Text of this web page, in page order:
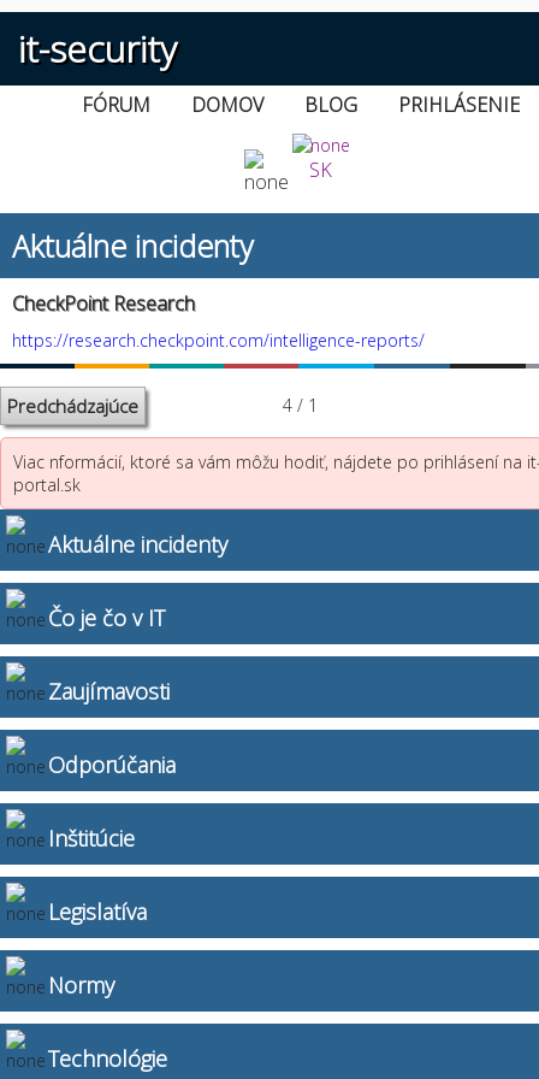
it-security
FÓRUM DOMOV BLOG PRIHLÁSENIE
SK
Aktuálne incidenty
CheckPoint Research
https://research.checkpoint.com/intelligence-reports/
Predchádzajúce 4 / 1
Viac nformácií, ktoré sa vám môžu hodiť, nájdete po prihlásení na
portal.sk
Aktuálne incidenty
Čo je čo v IT
Zaujímavosti
Odporúčania
Inštitúcie
Legislatíva
Normy
Technológie